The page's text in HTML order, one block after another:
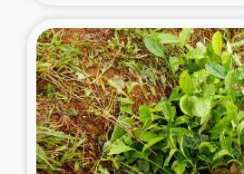
ミャンマー緊急
タイ国境ミャンマー移
漁民によるマングロ